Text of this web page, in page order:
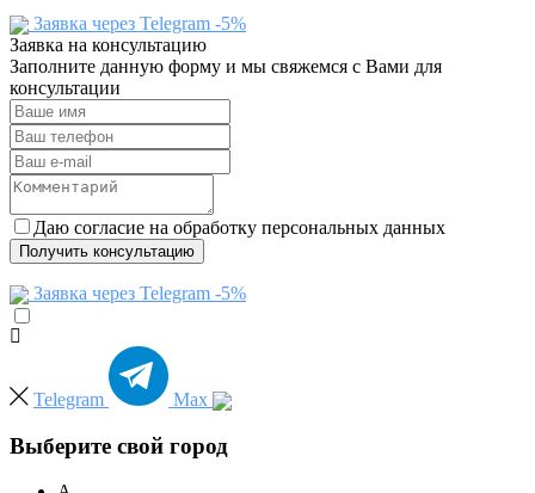
Заявка через Telegram -5%
Заявка на консультацию
Заполните данную форму и мы свяжемся с Вами для
консультации
Даю согласие на обработку персональных данных
Получить консультацию
Заявка через Telegram -5%
Telegram Max
Выберите свой город